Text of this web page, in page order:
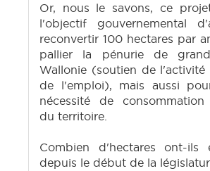
Or, nous le savons, ce
l'objectif gouvernemental
reconvertir 100 hectares par
pallier la pénurie de
Wallonie (soutien de
de l'emploi), mais aussi
nécessité de consommation
du territoire.
Combien d'hectares ont-ils
depuis le début de la